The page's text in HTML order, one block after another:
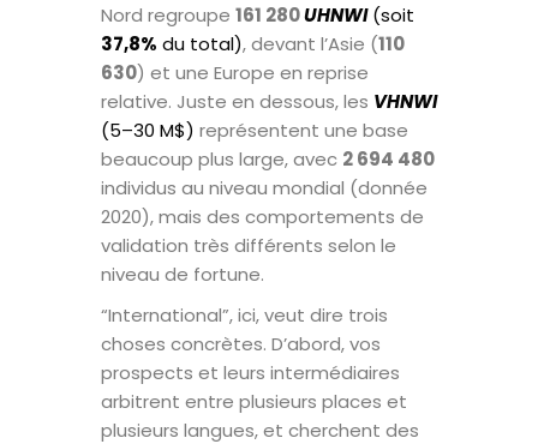
Nord regroupe 161 280UHNWI(soit
37,8% du total), devant l’Asie (110
630) et une Europe en reprise
relative. Juste en dessous, les VHNWI
(5–30 M$) représentent une base
beaucoup plus large, avec 2 694 480
individus au niveau mondial (donnée
2020), mais des comportements de
validation très différents selon le
niveau de fortune.
“International”, ici, veut dire trois
choses concrètes. D’abord, vos
prospects et leurs intermédiaires
arbitrent entre plusieurs places et
plusieurs langues, et cherchent des